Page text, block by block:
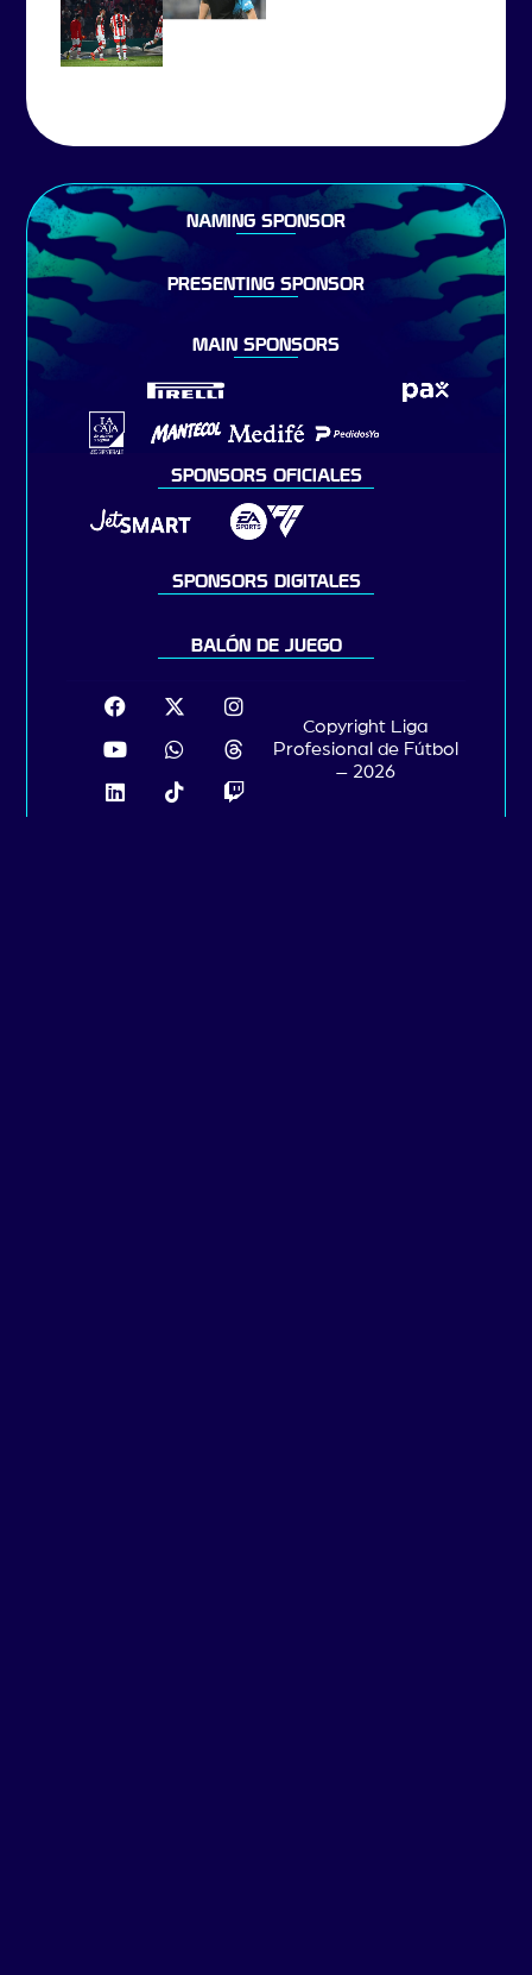
NAMING SPONSOR
PRESENTING SPONSOR
MAIN SPONSORS
SPONSORS OFICIALES
SPONSORS DIGITALES
BALÓN DE JUEGO
Copyright Liga
Profesional de Fútbol
– 2026